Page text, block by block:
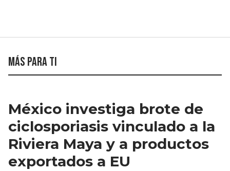
Más para ti
México investiga brote de
ciclosporiasis vinculado a la
Riviera Maya y a productos
exportados a EU